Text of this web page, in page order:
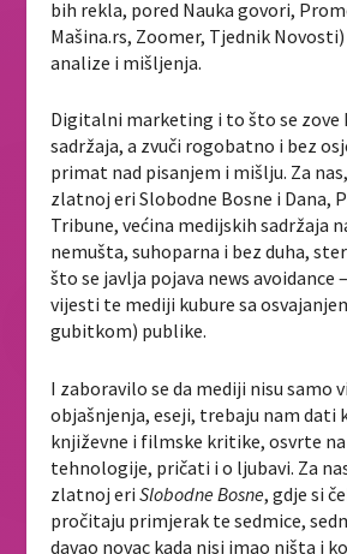
bih rekla, pored Nauka govori,
Mašina.rs, Zoomer, Tjednik
analize i mišljenja.
Digitalni marketing i to što se zove
sadržaja, a zvuči rogobatno i bez
primat nad pisanjem i mišlju. Za
zlatnoj eri Slobodne Bosne i Dana,
Tribune, većina medijskih sadržaja
nemušta, suhoparna i bez duha,
što se javlja pojava news avoidance
vijesti te mediji kubure sa
gubitkom) publike.
I zaboravilo se da mediji nisu samo
objašnjenja, eseji, trebaju nam dati
književne i filmske kritike, osvrte
tehnologije, pričati i o ljubavi. Za
zlatnoj eri Slobodne Bosne, gdje si
pročitaju primjerak te sedmice,
davao novac kada nisi imao ništa i